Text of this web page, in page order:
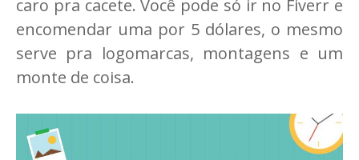
caro pra cacete. Você pode só ir no Fiverr e
encomendar uma por 5 dólares, o mesmo
serve pra logomarcas, montagens e um
monte de coisa.